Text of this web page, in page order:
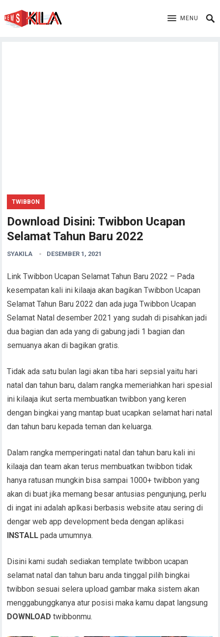
MENU
TWIBBON
Download Disini: Twibbon Ucapan
Selamat Tahun Baru 2022
SYAKILA DESEMBER 1, 2021
Link Twibbon Ucapan Selamat Tahun Baru 2022 – Pada
kesempatan kali ini kilaaja akan bagikan Twibbon Ucapan
Selamat Tahun Baru 2022 dan ada juga Twibbon Ucapan
Selamat Natal desember 2021 yang sudah di pisahkan jadi
dua bagian dan ada yang di gabung jadi 1 bagian dan
semuanya akan di bagikan gratis.
Tidak ada satu bulan lagi akan tiba hari sepsial yaitu hari
natal dan tahun baru, dalam rangka memeriahkan hari spesial
ini kilaaja ikut serta membuatkan twibbon yang keren
dengan bingkai yang mantap buat ucapkan selamat hari natal
dan tahun baru kepada teman dan keluarga.
Dalam rangka memperingati natal dan tahun baru kali ini
kilaaja dan team akan terus membuatkan twibbon tidak
hanya ratusan mungkin bisa sampai 1000+ twibbon yang
akan di buat jika memang besar antusias pengunjung, perlu
di ingat ini adalah aplkasi berbasis website atau sering di
dengar web app development beda dengan aplikasi
INSTALL pada umumnya.
Disini kami sudah sediakan template twibbon ucapan
selamat natal dan tahun baru anda tinggal pilih bingkai
twibbon sesuai selera upload gambar maka sistem akan
menggabunggkanya atur posisi maka kamu dapat langsung
DOWNLOAD twibbonmu.